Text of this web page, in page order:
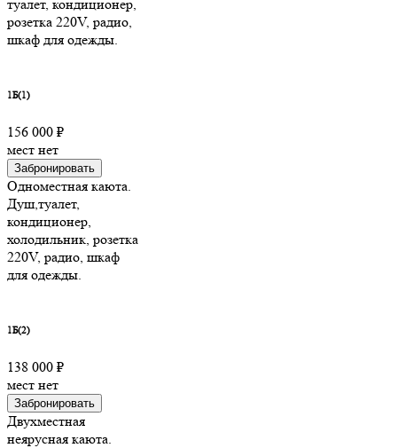
туалет, кондиционер,
розетка 220V, радио,
шкаф для одежды.
1Б(1)
156 000 ₽
мест нет
Забронировать
Одноместная каюта.
Душ,туалет,
кондиционер,
холодильник, розетка
220V, радио, шкаф
для одежды.
1Б(2)
138 000 ₽
мест нет
Забронировать
Двухместная
неярусная каюта.